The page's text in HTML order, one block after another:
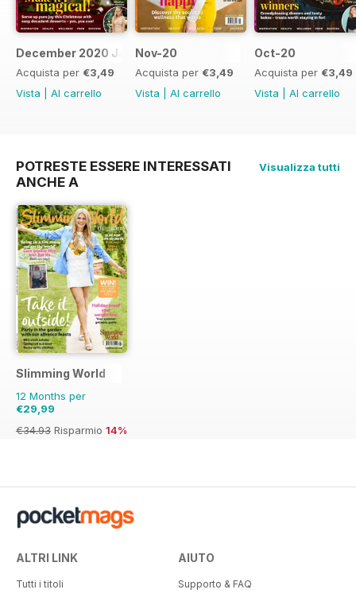
December 2020 January 2021
Acquista per €3,49
Vista
Al carrello
Nov-20
Acquista per €3,49
Vista
Al carrello
Oct-20
Acquista per €3,49
Vista
Al carrello
POTRESTE ESSERE INTERESSATI
ANCHE A
Visualizza tutti
Slimming World
12 Months per
€29,99
€34.93 Risparmio 14%
ALTRI LINK
Tutti i titoli
AIUTO
Supporto & FAQ